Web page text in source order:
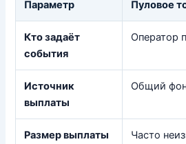
Параметр Пуловое
Кто задаёт
события
Оператор
Источник
выплаты
Общий
Размер выплаты
Часто